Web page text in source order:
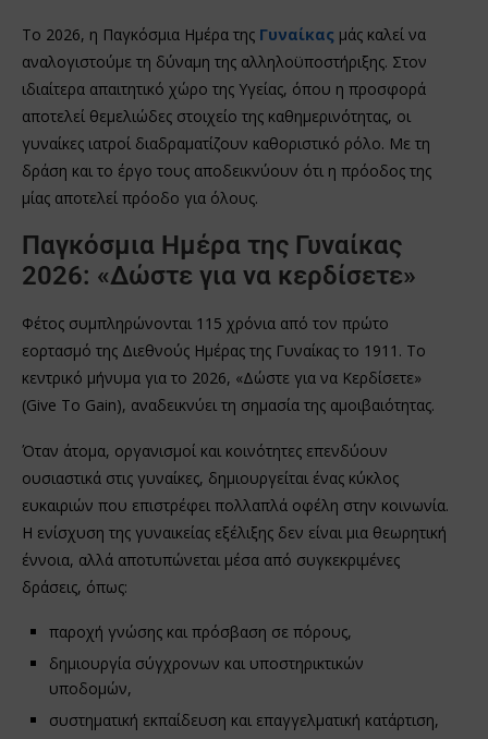
Το 2026, η Παγκόσμια Ημέρα της Γυναίκας μάς καλεί να
αναλογιστούμε τη δύναμη της αλληλοϋποστήριξης. Στον
ιδιαίτερα απαιτητικό χώρο της Υγείας, όπου η προσφορά
αποτελεί θεμελιώδες στοιχείο της καθημερινότητας, οι
γυναίκες ιατροί διαδραματίζουν καθοριστικό ρόλο. Με τη
δράση και το έργο τους αποδεικνύουν ότι η πρόοδος της
μίας αποτελεί πρόοδο για όλους.
Παγκόσμια Ημέρα της Γυναίκας
2026: «Δώστε για να κερδίσετε»
Φέτος συμπληρώνονται 115 χρόνια από τον πρώτο
εορτασμό της Διεθνούς Ημέρας της Γυναίκας το 1911. Το
κεντρικό μήνυμα για το 2026, «Δώστε για να Κερδίσετε»
(Give To Gain), αναδεικνύει τη σημασία της αμοιβαιότητας.
Όταν άτομα, οργανισμοί και κοινότητες επενδύουν
ουσιαστικά στις γυναίκες, δημιουργείται ένας κύκλος
ευκαιριών που επιστρέφει πολλαπλά οφέλη στην κοινωνία.
Η ενίσχυση της γυναικείας εξέλιξης δεν είναι μια θεωρητική
έννοια, αλλά αποτυπώνεται μέσα από συγκεκριμένες
δράσεις, όπως:
παροχή γνώσης και πρόσβαση σε πόρους,
δημιουργία σύγχρονων και υποστηρικτικών
υποδομών,
συστηματική εκπαίδευση και επαγγελματική κατάρτιση,